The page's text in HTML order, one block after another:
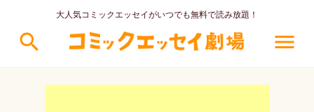
大人気コミックエッセイがいつでも無料で読み放題！
search menu